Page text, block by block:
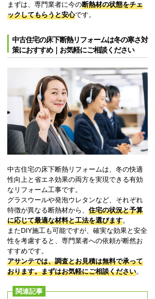
まずは、専門業者に今の断熱材の状態をチェ
ックしてもらうと安心です。
中古住宅の床下断熱リフォームは冬の寒さ対
策におすすめ｜お気軽にご相談ください
中古住宅の床下断熱リフォームは、冬の快適
性向上と省エネ効果の両方を実現できる有効
なリフォーム工事です。
グラスウールや発泡ウレタンなど、それぞれ
特徴が異なる断熱材から、 住宅の状況と予算
に応じて最適な材料と工法を選びます。
またDIY施工も可能ですが、確実な効果と安全
性を考慮すると、専門業者への依頼が断然お
すすめです。
アサンテでは、調査とお見積は無料で承って
おります。まずはお気軽にご相談ください。
関連記事